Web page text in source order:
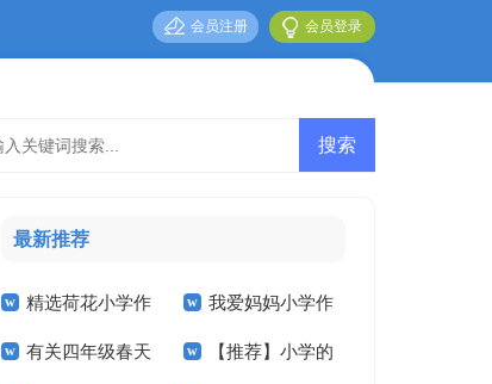
会员登录
会员注册
最新推荐
精选荷花小学作
文锦集5篇
我爱妈妈小学作
文五篇
有关四年级春天 【推荐】小学的